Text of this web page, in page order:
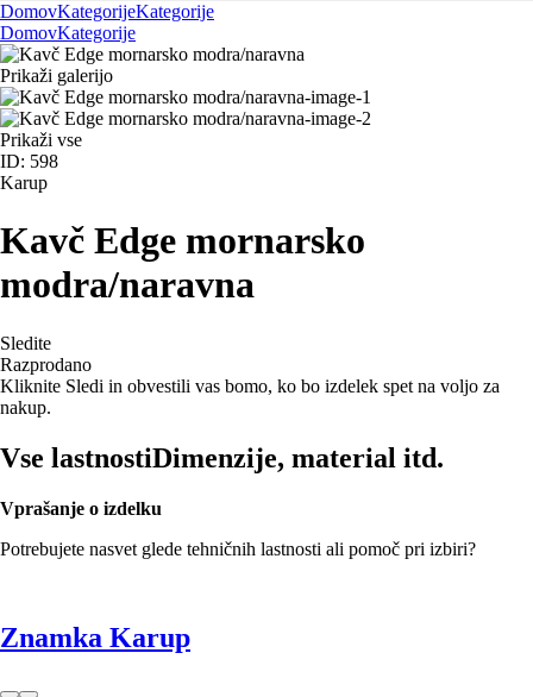
DomovKategorijeKategorije
DomovKategorije
Prikaži galerijo
Prikaži vse
ID: 598
Karup
Kavč Edge mornarsko
modra/naravna
Sledite
Razprodano
Kliknite Sledi in obvestili vas bomo, ko bo izdelek spet na voljo za
nakup.
Vse lastnostiDimenzije, material itd.
Vprašanje o izdelku
Potrebujete nasvet glede tehničnih lastnosti ali pomoč pri izbiri?
Znamka Karup